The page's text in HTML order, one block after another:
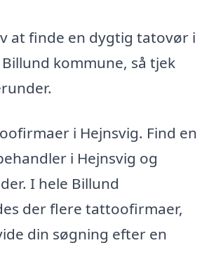
at finde en dygtig tatovør i
kommune, så tjek
i Hejnsvig. Find en
i Hejnsvig og
I hele Billund
der flere tattoofirmaer,
din søgning efter en